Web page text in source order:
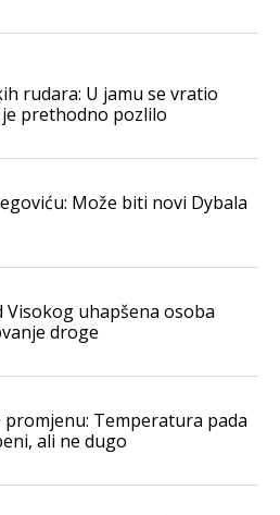
rudara: U jamu se vratio
prethodno pozlilo
Može biti novi Dybala
Visokog uhapšena osoba
droge
promjenu: Temperatura pada
ali ne dugo